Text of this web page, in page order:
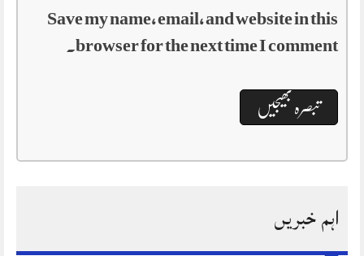
Save my name, email, and website in this
browser for the next time I comment.
اہم خبریں